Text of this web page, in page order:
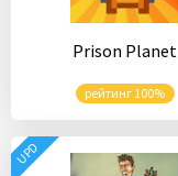
Prison Planet
рейтинг 100%
UPD